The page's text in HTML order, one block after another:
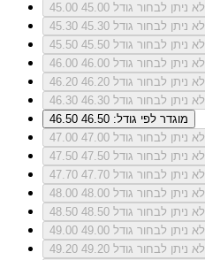
45.00
לא ניתן לבחור גודל 45.00
45.30
לא ניתן לבחור גודל 45.30
45.50
לא ניתן לבחור גודל 45.50
46.00
לא ניתן לבחור גודל 46.00
46.20
לא ניתן לבחור גודל 46.20
46.30
לא ניתן לבחור גודל 46.30
46.50
מוגדר לפי גודל: 46.50
47.00
לא ניתן לבחור גודל 47.00
47.50
לא ניתן לבחור גודל 47.50
47.70
לא ניתן לבחור גודל 47.70
48.00
לא ניתן לבחור גודל 48.00
48.50
לא ניתן לבחור גודל 48.50
49.00
לא ניתן לבחור גודל 49.00
49.20
לא ניתן לבחור גודל 49.20